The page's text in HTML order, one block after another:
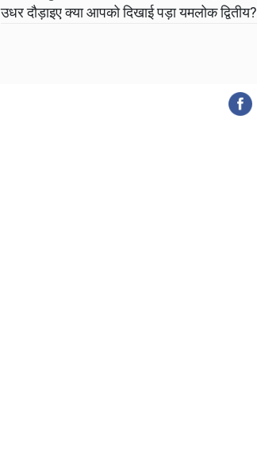
उधर दौड़ाइए क्या आपको दिखाई पड़ा यमलोक द्वितीय?